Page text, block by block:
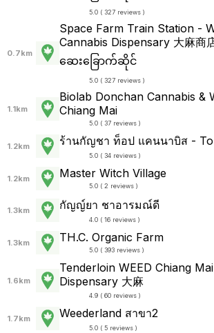
5.0 ( 327 reviews )
0.7km
Space Farm Train Station -
Cannabis Dispensary 大麻商
ဆေးခြောက်ဆိုင်
5.0 ( 327 reviews )
1.1km
Biolab Donchan Cannabis &
Chiang Mai
5.0 ( 37 reviews )
1.2km ร้านกัญชา ท็อป แคนนาบิส -
5.0 ( 34 reviews )
1.2km Master Witch Village
5.0 ( 2 reviews )
1.3km กัญญ์ยา ชาอารมณ์ดี
4.0 ( 16 reviews )
1.3km TH.C. Organic Farm
5.0 ( 393 reviews )
1.6km
Tenderloin WEED Chiang
Dispensary 大麻
4.9 ( 60 reviews )
1.7km Weederland สาขา2
5.0 ( 5 reviews )